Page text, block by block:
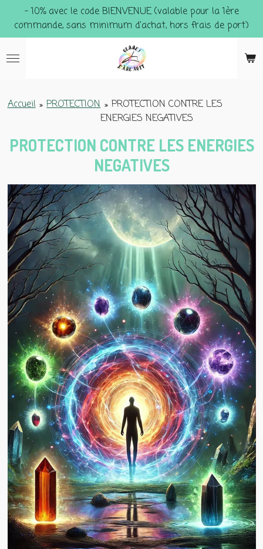
Passer
au
contenu
principal
- 10% avec le code BIENVENUE (valable pour la 1ère
commande, sans minimum d'achat, hors frais de port)
Accueil » PROTECTION » PROTECTION CONTRE LES
ENERGIES NEGATIVES
PROTECTION CONTRE LES ENERGIES
NEGATIVES